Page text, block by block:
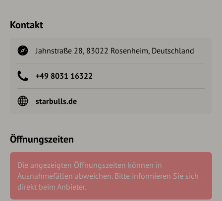
Kontakt
Jahnstraße 28, 83022 Rosenheim, Deutschland
+49 8031 16322
starbulls.de
Öffnungszeiten
Die angezeigten Öffnungszeiten können in
Ausnahmefällen abweichen. Bitte informieren Sie sich
direkt beim Anbieter.